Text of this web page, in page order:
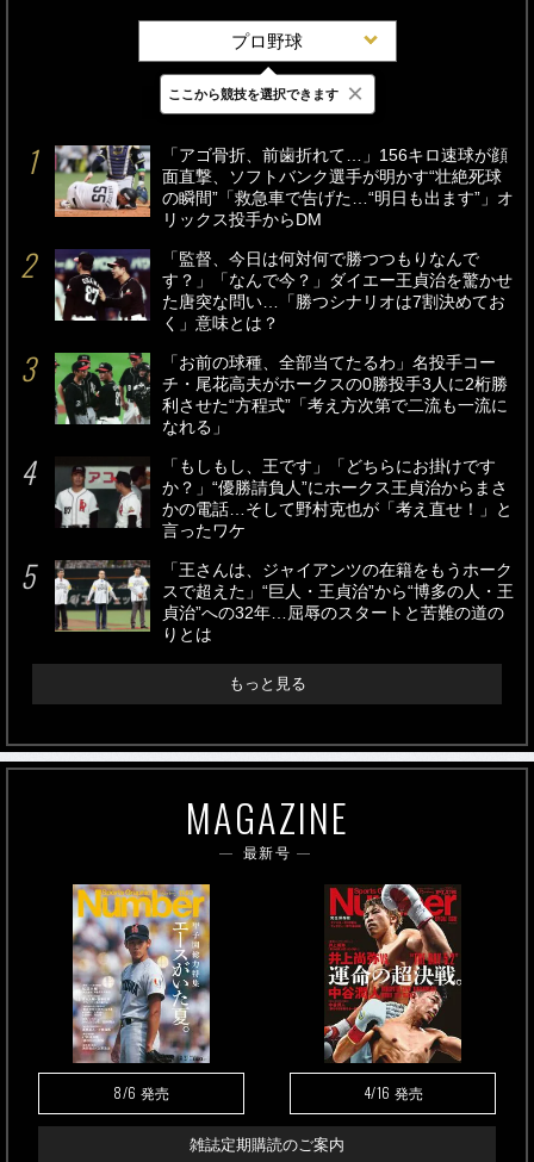
プロ野球
最新 24時間 週間
「アゴ骨折、前歯折れて…」156キロ速球が顔
面直撃、ソフトバンク選手が明かす“壮絶死球
の瞬間”「救急車で告げた…“明日も出ます”」オ
リックス投手からDM
「監督、今日は何対何で勝つつもりなんで
す？」「なんで今？」ダイエー王貞治を驚かせ
た唐突な問い…「勝つシナリオは7割決めてお
く」意味とは？
「お前の球種、全部当てたるわ」名投手コー
チ・尾花高夫がホークスの0勝投手3人に2桁勝
利させた“方程式”「考え方次第で二流も一流に
なれる」
「もしもし、王です」「どちらにお掛けです
か？」“優勝請負人”にホークス王貞治からまさ
かの電話…そして野村克也が「考え直せ！」と
言ったワケ
「王さんは、ジャイアンツの在籍をもうホーク
スで超えた」“巨人・王貞治”から“博多の人・王
貞治”への32年…屈辱のスタートと苦難の道の
りとは
もっと見る
MAGAZINE
最新号
8/6 発売 4/16 発売
雑誌定期購読のご案内
ここから競技を選択できます ×